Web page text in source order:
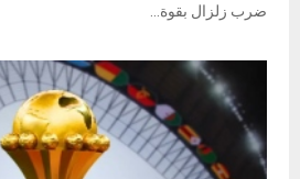
ضرب زلزال بقوة...